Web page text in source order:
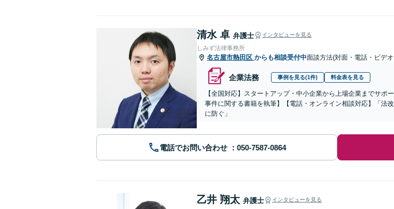
清水 卓 弁護士 インタビューを見る
しみず法律事務所
名古屋市熱田区 からも相談受付中面談方法(対面・電話・ビデ
企業法務 事例を見る(1件) 料金表を見る
【全国対応】スタートアップ・中小企業から上場企業までサ
事件に関する書籍を執筆】【電話・オンライン相談対応】「法
に防ぐ」
電話でお問い合わせ
乙井 翔太 弁護士 インタビューを見る